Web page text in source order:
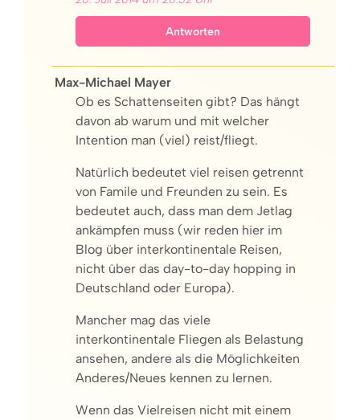
Antworten
Max-Michael Mayer
Ob es Schattenseiten gibt? Das hängt
davon ab warum und mit welcher
Intention man (viel) reist/fliegt.
Natürlich bedeutet viel reisen getrennt
von Famile und Freunden zu sein. Es
bedeutet auch, dass man dem Jetlag
ankämpfen muss (wir reden hier im
Blog über interkontinentale Reisen,
nicht über das day-to-day hopping in
Deutschland oder Europa).
Mancher mag das viele
interkontinentale Fliegen als Belastung
ansehen, andere als die Möglichkeiten
Anderes/Neues kennen zu lernen.
Wenn das Vielreisen nicht mit einem